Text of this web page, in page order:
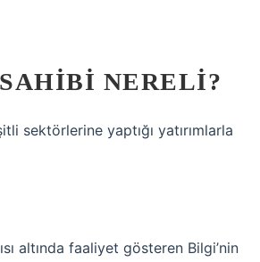
NERELI?
sektörlerine yaptığı yatırımlarla
altında faaliyet gösteren Bilgi’nin